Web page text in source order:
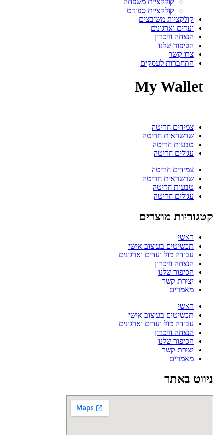
קולקציית ספורט
קולקציות משובצים
ועדים וארגונים
הנצחה וזיכרון
הסיפור שלנו
צרו קשר
התחברות לעסקים
My Wallet
צמידים חריטה
שרשראות חריטה
טבעות חריטה
עגילים חריטה
צמידים חריטה
שרשראות חריטה
טבעות חריטה
עגילים חריטה
מוצרים
ראשי
תכשיטים בעיצוב אישי
עבודה מול ועדים וארגונים
הנצחה וזיכרון
הסיפור שלנו
יצירת קשר
מאמרים
ראשי
תכשיטים בעיצוב אישי
עבודה מול ועדים וארגונים
הנצחה וזיכרון
הסיפור שלנו
יצירת קשר
מאמרים
באתר